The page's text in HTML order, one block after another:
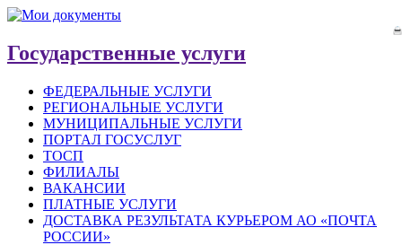
Государственные услуги
ФЕДЕРАЛЬНЫЕ УСЛУГИ
РЕГИОНАЛЬНЫЕ УСЛУГИ
МУНИЦИПАЛЬНЫЕ УСЛУГИ
ПОРТАЛ ГОСУСЛУГ
ТОСП
ФИЛИАЛЫ
ВАКАНСИИ
ПЛАТНЫЕ УСЛУГИ
ДОСТАВКА РЕЗУЛЬТАТА КУРЬЕРОМ АО «ПОЧТА
РОССИИ»